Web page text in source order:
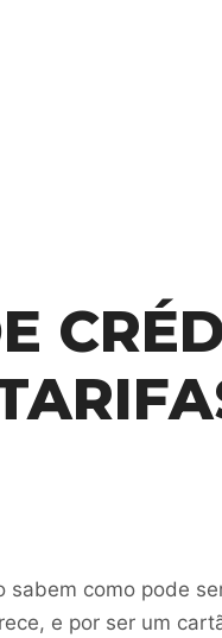
sabem como pode
e por ser um